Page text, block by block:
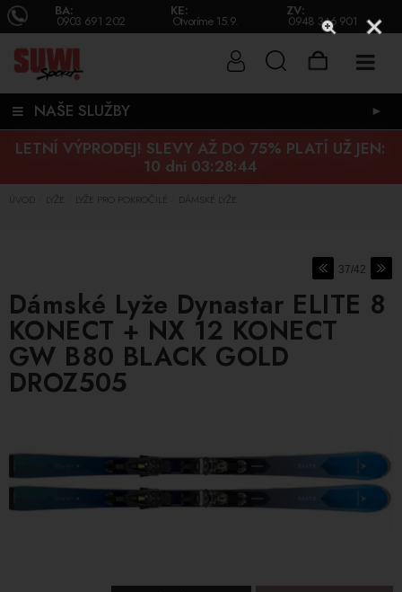
BA:
0903 691 202
KE:
Otvoríme 15.9.
ZV:
0948 346 901
NAŠE SLUŽBY ►
LETNÍ VÝPRODEJ! SLEVY AŽ DO 75% PLATÍ UŽ JEN:
10 dni 03:28:43
ÚVOD LYŽE LYŽE PRO POKROČILÉ DÁMSKÉ LYŽE
37/42
Dámské Lyže Dynastar ELITE 8
KONECT + NX 12 KONECT
GW B80 BLACK GOLD
DROZ505